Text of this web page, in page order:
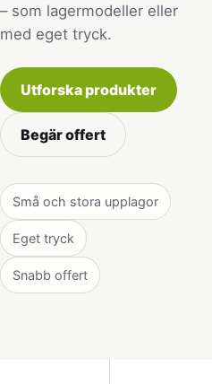
– som lagermodeller eller
med eget tryck.
Utforska produkter
Begär offert
Små och stora upplagor
Eget tryck
Snabb offert